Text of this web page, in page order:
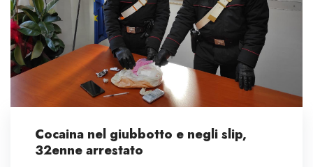
Cocaina nel giubbotto e negli slip,
32enne arrestato